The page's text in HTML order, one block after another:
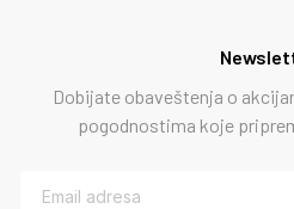
Dobijate obaveštenja o
pogodnostima koje